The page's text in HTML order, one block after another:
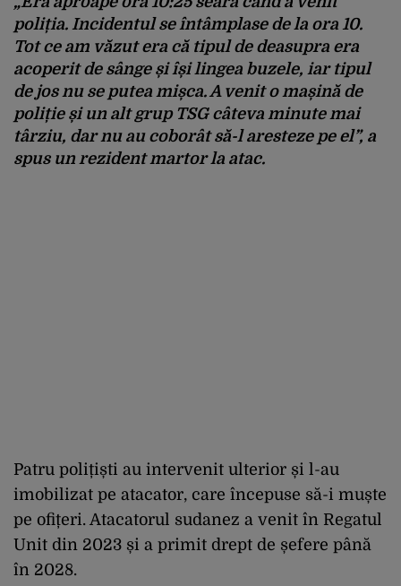
poliția. Incidentul se întâmplase de la ora 10.
Tot ce am văzut era că tipul de deasupra era
acoperit de sânge și își lingea buzele, iar tipul
de jos nu se putea mișca. A venit o mașină de
poliție și un alt grup TSG câteva minute mai
târziu, dar nu au coborât să-l aresteze pe el”, a
spus un rezident martor la atac.
Patru polițiști au intervenit ulterior și l-au
imobilizat pe atacator, care începuse să-i muște
pe ofițeri. Atacatorul sudanez a venit în Regatul
Unit din 2023 și a primit drept de șefere până
în 2028.